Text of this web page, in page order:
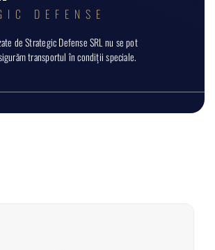
DEFENSE
de Strategic Defense SRL nu se pot
transportul în condiții speciale.